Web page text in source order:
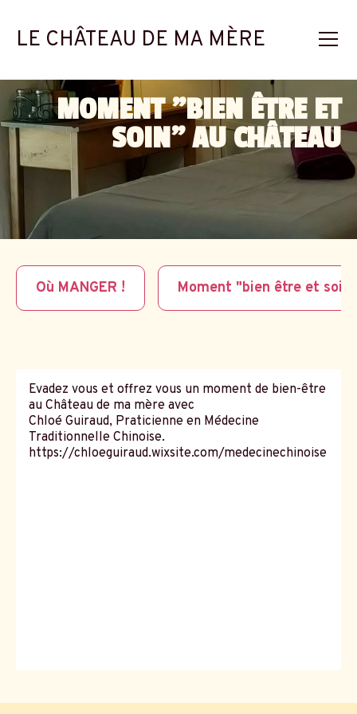
LE CHÂTEAU DE MA MÈRE
MOMENT "BIEN ÊTRE ET
SOIN" AU CHÂTEAU
Où MANGER ! Moment "bien être et
Evadez vous et offrez vous un moment de bien-être
au Château de ma mère avec
Chloé Guiraud, Praticienne en Médecine
Traditionnelle Chinoise.
https://chloeguiraud.wixsite.com/medecinechinoise